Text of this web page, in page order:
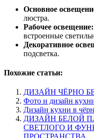
Основное
люстра.
Рабочее освещение:
встроенные
Декоративное
подсветка.
Похожие статьи:
ДИЗАЙН ЧЁРНО
Фото и дизайн
Дизайн кухни в
ДИЗАЙН БЕЛОЙ
СВЕТЛОГО И
ПРОСТРАНСТВА